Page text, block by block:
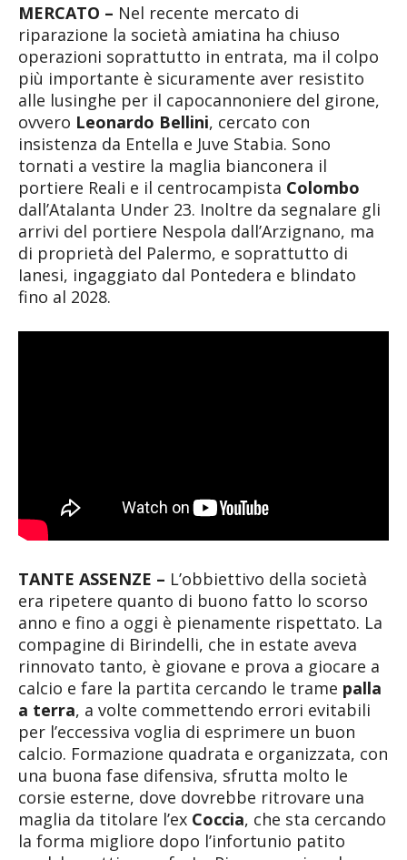
MERCATO – Nel recente mercato di
riparazione la società amiatina ha chiuso
operazioni soprattutto in entrata, ma il colpo
più importante è sicuramente aver resistito
alle lusinghe per il capocannoniere del girone,
ovvero Leonardo Bellini, cercato con
insistenza da Entella e Juve Stabia. Sono
tornati a vestire la maglia bianconera il
portiere Reali e il centrocampista Colombo
dall’Atalanta Under 23. Inoltre da segnalare gli
arrivi del portiere Nespola dall’Arzignano, ma
di proprietà del Palermo, e soprattutto di
Ianesi, ingaggiato dal Pontedera e blindato
fino al 2028.
TANTE ASSENZE – L’obbiettivo della società
era ripetere quanto di buono fatto lo scorso
anno e fino a oggi è pienamente rispettato. La
compagine di Birindelli, che in estate aveva
rinnovato tanto, è giovane e prova a giocare a
calcio e fare la partita cercando le trame palla
a terra, a volte commettendo errori evitabili
per l’eccessiva voglia di esprimere un buon
calcio. Formazione quadrata e organizzata, con
una buona fase difensiva, sfrutta molto le
corsie esterne, dove dovrebbe ritrovare una
maglia da titolare l’ex Coccia, che sta cercando
la forma migliore dopo l’infortunio patito